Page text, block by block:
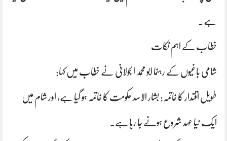
ہے۔
خطاب کے اہم نکات
شامی باغیوں کے رہنما ابو محمد الجولانی نے خطاب میں کہا:
طویل اقتدار کا خاتمہ: بشار الاسد حکومت کا خاتمہ ہو گیا ہے، اور شام میں
ایک نیا عہد شروع ہونے جا رہا ہے۔